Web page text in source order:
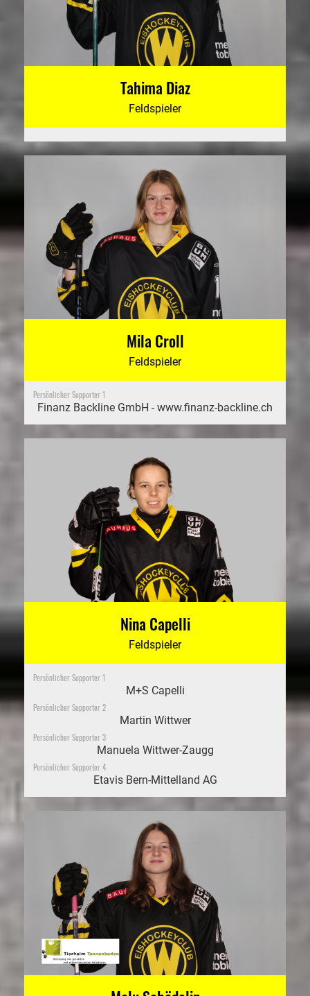
Tahima Diaz
Feldspieler
Mila Croll
Feldspieler
Persönlicher Supporter 1
Finanz Backline GmbH - www.finanz-backline.ch
Nina Capelli
Feldspieler
Persönlicher Supporter 1
M+S Capelli
Persönlicher Supporter 2
Martin Wittwer
Persönlicher Supporter 3
Manuela Wittwer-Zaugg
Persönlicher Supporter 4
Etavis Bern-Mittelland AG